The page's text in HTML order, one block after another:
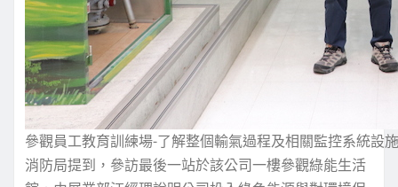
參觀員工教育訓練場-了解整個輸氣過程及相關監控系統設施
消防局提到，參訪最後一站於該公司一樓參觀綠能生活